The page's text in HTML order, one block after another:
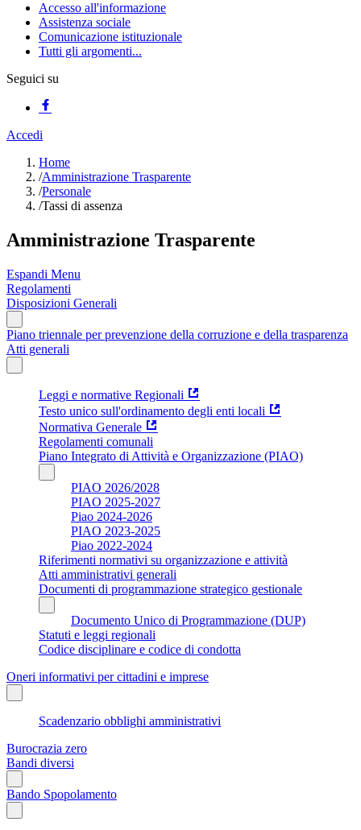
Accesso all'informazione
Assistenza sociale
Comunicazione istituzionale
Tutti gli argomenti...
Seguici su
Accedi
Home
/Amministrazione Trasparente
/Personale
/Tassi di assenza
Amministrazione Trasparente
Espandi Menu
Regolamenti
Disposizioni Generali
Piano triennale per prevenzione della corruzione e della trasparenza
Atti generali
Leggi e normative Regionali
Testo unico sull'ordinamento degli enti locali
Normativa Generale
Regolamenti comunali
Piano Integrato di Attività e Organizzazione (PIAO)
PIAO 2026/2028
PIAO 2025-2027
Piao 2024-2026
PIAO 2023-2025
Piao 2022-2024
Riferimenti normativi su organizzazione e attività
Atti amministrativi generali
Documenti di programmazione strategico gestionale
Documento Unico di Programmazione (DUP)
Statuti e leggi regionali
Codice disciplinare e codice di condotta
Oneri informativi per cittadini e imprese
Scadenzario obblighi amministrativi
Burocrazia zero
Bandi diversi
Bando Spopolamento